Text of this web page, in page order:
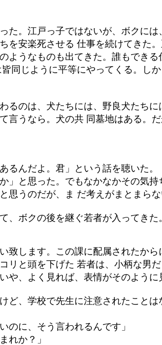
た。江戸っ子ではないが、ボクに
を安楽死させる 仕事を続けてきた
ようなものも出てきた。誰もでき
同じように平等にやってくる。し
るのは、犬たちには、野良犬たち
言うなら。犬の共 同墓地はある。
るんだよ。君」という話を聴いた。
」と思った。でもなかなかその気
思うのだが、ま だ考えがまとまらな
、ボクの後を継ぐ若者が入ってきた
致します。この課に配属されたか
リと頭を下げた 若者は、小柄な男
や、よく見れば、表情がそのように
ど、学校で先生に注意されたこと
のに、そう言われるんです」
れか？」